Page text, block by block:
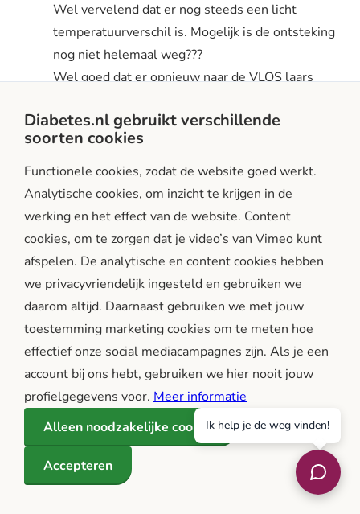
Wel vervelend dat er nog steeds een licht
temperatuurverschil is. Mogelijk is de ontsteking
nog niet helemaal weg???
Wel goed dat er opnieuw naar de VLOS laars
Sterkte in ieder geval en blijf positief!
Het verloop van de aandoening kost nou eenmaal
veel tijd.
Hou je ogen gericht op de toekomst en focus op
wat je (dan) nog wel kan doen.
Kijk niet naar wat je niet (meer) kan doen.
Hartelijke groet,
Han
Schrijf een reactie
Waardeer reactie
1 waardering
jaapvdh 1 oktober 2025 om 14:52
Diabetes.nl gebruikt verschillende
soorten cookies
Functionele cookies, zodat de website goed werkt.
Analytische cookies, om inzicht te krijgen in de
werking en het effect van de website. Content
cookies, om te zorgen dat je video’s van Vimeo kunt
afspelen. De analytische en content cookies hebben
we privacyvriendelijk ingesteld en gebruiken we
daarom altijd. Daarnaast gebruiken we met jouw
toestemming marketing cookies om te meten hoe
effectief onze social mediacampagnes zijn. Als je een
account bij ons hebt, gebruiken we hier nooit jouw
profielgegevens voor. Meer informatie
Alleen noodzakelijke cookies
Accepteren
Ik help je de weg vinden!